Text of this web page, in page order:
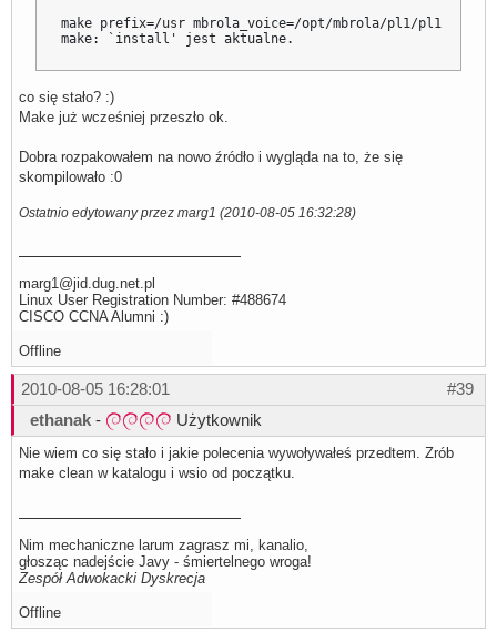
make prefix=/usr mbrola_voice=/opt/mbrola/pl1/pl1
make: `install' jest aktualne.
co się stało? :)
Make już wcześniej przeszło ok.
Dobra rozpakowałem na nowo źródło i wygląda na to, że się
skompilowało :0
Ostatnio edytowany przez marg1 (2010-08-05 16:32:28)
marg1@jid.dug.net.pl
Linux User Registration Number: #488674
CISCO CCNA Alumni :)
Offline
#39
2010-08-05 16:28:01
ethanak - Użytkownik
Nie wiem co się stało i jakie polecenia wywoływałeś przedtem. Zrób
make clean w katalogu i wsio od początku.
Nim mechaniczne larum zagrasz mi, kanalio,
głosząc nadejście Javy - śmiertelnego wroga!
Zespół Adwokacki Dyskrecja
Offline